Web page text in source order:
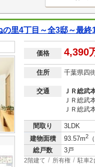
の里4丁目～全3邸～最
価格 4,390
住所 千葉県四
交通
ＪＲ総武
ＪＲ総武
ＪＲ総武
間取り
3LDK
建物面積
93.57m2
総戸数
3戸
2階建て 所有権 駐車2